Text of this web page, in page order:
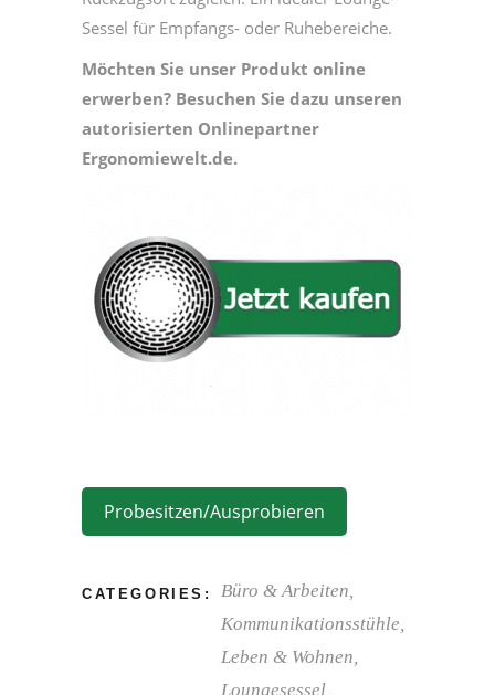
Sessel für Empfangs- oder Ruhebereiche.
Möchten Sie unser Produkt online
erwerben? Besuchen Sie dazu unseren
autorisierten Onlinepartner
Ergonomiewelt.de.
Probesitzen/Ausprobieren
CATEGORIES: Büro & Arbeiten,
Kommunikationsstühle,
Leben & Wohnen,
Loungesessel,